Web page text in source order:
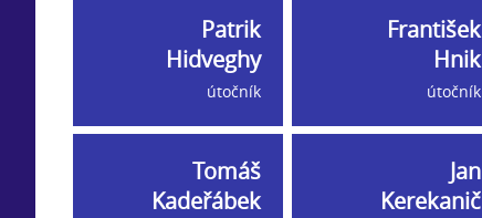
Patrik
Hidveghy
útočník
František
Hnik
útočník
Tomáš
Kadeřábek
Jan
Kerekanič